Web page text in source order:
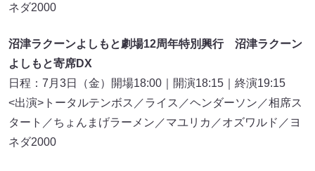
ネダ2000
沼津ラクーンよしもと劇場12周年特別興行 沼津ラクーン
よしもと寄席DX
日程：7月3日（金）開場18:00｜開演18:15｜終演19:15
<出演>トータルテンボス／ライス／ヘンダーソン／相席ス
タート／ちょんまげラーメン／マユリカ／オズワルド／ヨ
ネダ2000